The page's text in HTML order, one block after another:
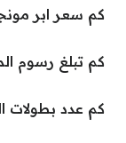
كم سعر ابر
كم تبلغ رسوم
كم عدد بطولات